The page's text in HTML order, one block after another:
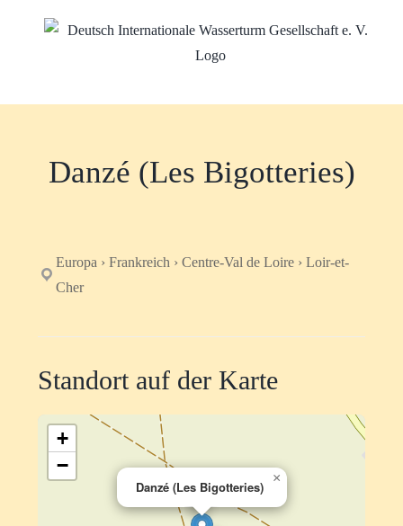
Danzé (Les Bigotteries)
Europa › Frankreich › Centre-Val de Loire › Loir-et-
Cher
Standort auf der Karte
Danzé (Les Bigotteries)
×
+
−